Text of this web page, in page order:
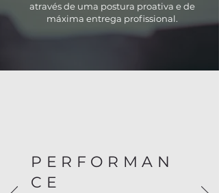
através de uma postura proativa e de
máxima entrega profissional.
PERFORMAN
CE